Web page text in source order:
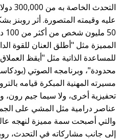
عليه وقيمته المتصورة. أثر روبنز
المميزة مثل "أطلق العنان للقوة
للمساعدة الذاتية مثل "أيقظ
محدودة"، وبرنامجه الصوتي
مسيرته المهنية المبكرة قيامه
تحفيزية أخرى، ولا سيما جيم
عناصر درامية مثل المشي على
والتي أصبحت سمة مميزة لنهجه
إلى جانب مشاركاته في التحدث،